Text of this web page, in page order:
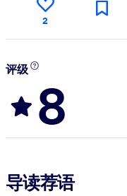
2
评级
8
导读荐语